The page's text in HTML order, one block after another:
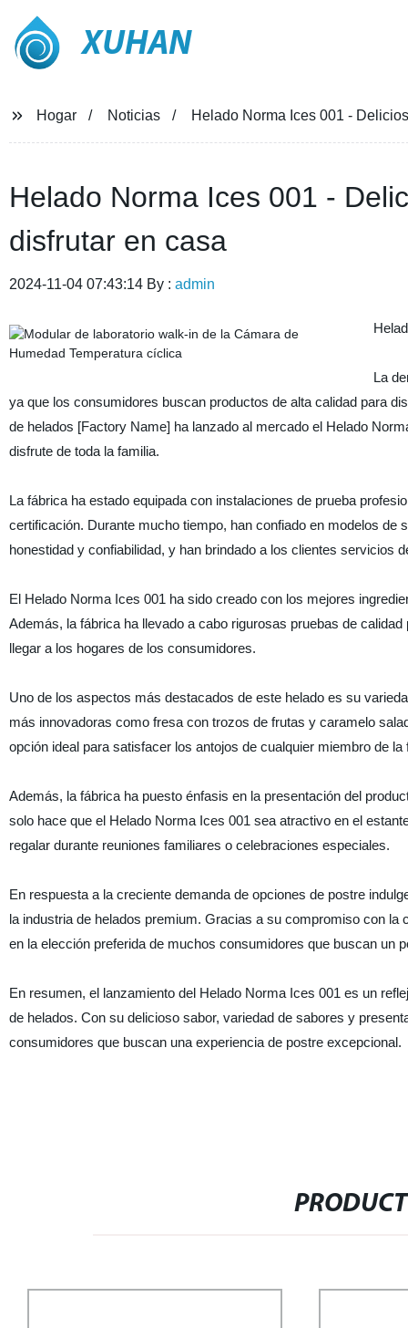
XUHAN
Hogar Noticias Helado Norma Ices 001 -
Helado Norma Ices 001 -
disfrutar en casa
2024-11-04 07:43:14 By : admin
La
ya que los consumidores buscan productos de alta calidad para
de helados [Factory Name] ha lanzado al mercado el Helado
disfrute de toda la familia.
La fábrica ha estado equipada con instalaciones de prueba
certificación. Durante mucho tiempo, han confiado en modelos
honestidad y confiabilidad, y han brindado a los clientes servicios
El Helado Norma Ices 001 ha sido creado con los mejores
Además, la fábrica ha llevado a cabo rigurosas pruebas de
llegar a los hogares de los consumidores.
Uno de los aspectos más destacados de este helado es su
más innovadoras como fresa con trozos de frutas y caramelo
opción ideal para satisfacer los antojos de cualquier miembro de la
Además, la fábrica ha puesto énfasis en la presentación del
solo hace que el Helado Norma Ices 001 sea atractivo en el
regalar durante reuniones familiares o celebraciones especiales.
En respuesta a la creciente demanda de opciones de postre
la industria de helados premium. Gracias a su compromiso con
en la elección preferida de muchos consumidores que buscan un
En resumen, el lanzamiento del Helado Norma Ices 001 es un
de helados. Con su delicioso sabor, variedad de sabores y
consumidores que buscan una experiencia de postre excepcional.